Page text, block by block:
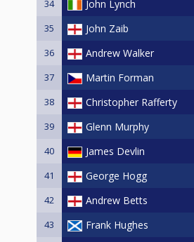
34 John Lynch
35 John Zaib
36 Andrew Walker
37 Martin Forman
38 Christopher Rafferty
39 Glenn Murphy
40 James Devlin
41 George Hogg
42 Andrew Betts
43 Frank Hughes